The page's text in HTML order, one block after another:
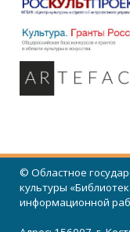
© Областное
культуры
информационной